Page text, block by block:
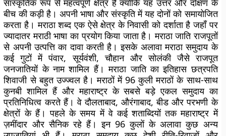
सांस्कृतिक रूप से महत्वपूर्ण क्षेत्र है क्योंकि यह उत्तर और दक्षिण के
बीच की कड़ी है। अपनी भाषा और संस्कृति में यह दोनों को समायोजित
करता है। मराठा शब्द एक ऐसे क्षेत्र के निवासी को दर्शाता है जहाँ पर
ज्यादातर मराठी भाषा का प्रयोग किया जाता है। मराठा जाति राजपूतों
से अपनी उत्पत्ति का दावा करती है। इसके अलावा मराठा समुदाय के
कई गुटों में पंवार, सूर्यवंशी, चौहान और सोलंकी जैसे राजपूत
जनजातियों के नाम शामिल हैं। मराठा जाति का इतिहास छत्रपति
शिवाजी से बहुत उज्ज्वल है। मराठों में 96 कुली मराठों के साथ-साथ
कुनबी शामिल हैं और महाराष्ट्र के सबसे बड़े एकल समुदाय का
प्रतिनिधित्व करते हैं। वे दौलताबाद, औरंगाबाद, बीड और परभणी के
क्षेत्रों के हैं। पहले के समय में वे कई शताब्दियों तक महाराष्ट्र में
ज़मींदार और सैनिक रहे हैं। इन 96 कुलों के अलावा कुछ अन्य